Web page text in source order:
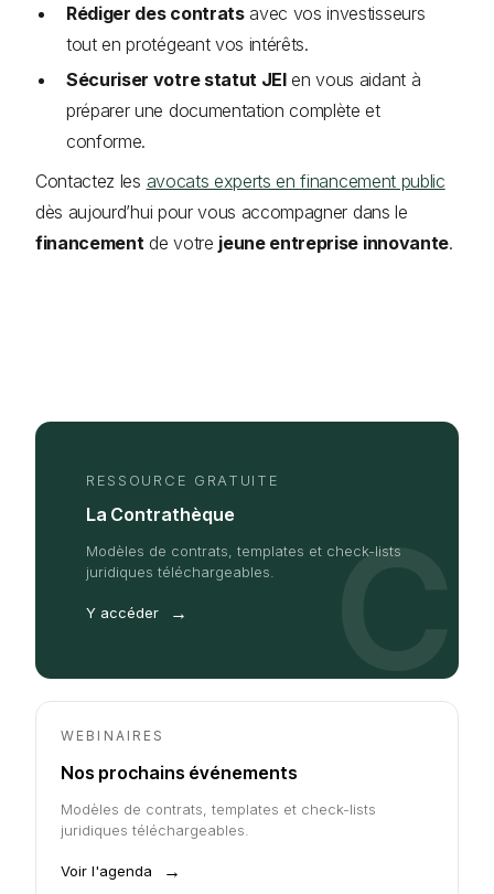
Rédiger des contratsavec vos investisseurs
tout en protégeant vos intérêts.
Sécuriser votre statut JEIen vous aidant à
préparer une documentation complète et
conforme.
Contactez les avocats experts en financement public
dès aujourd’hui pour vous accompagner dans le
financement de votre jeune entreprise innovante.
RESSOURCE GRATUITE
La Contrathèque
Modèles de contrats, templates et check-lists
juridiques téléchargeables.
Y accéder → C
WEBINAIRES
Nos prochains événements
Modèles de contrats, templates et check-lists
juridiques téléchargeables.
Voir l'agenda →